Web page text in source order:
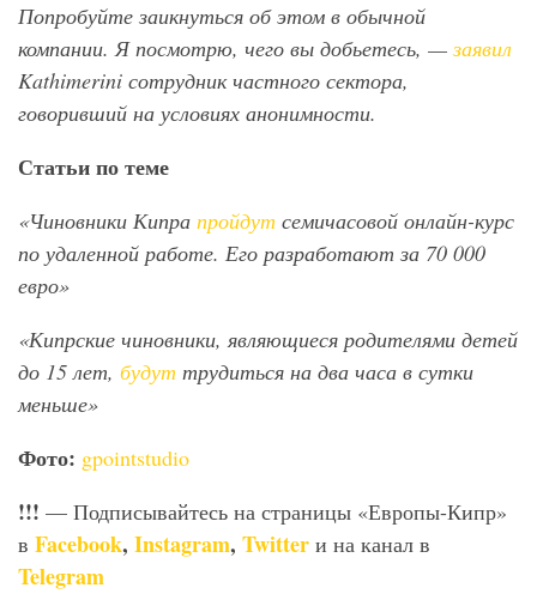
Попробуйте заикнуться об этом в обычной
компании. Я посмотрю, чего вы добьетесь, —заявил
Kathimerini сотрудник частного сектора,
говоривший на условиях анонимности.
Статьи по теме
«Чиновники Кипра пройдут семичасовой онлайн-курс
по удаленной работе. Его разработают за 70 000
евро»
«Кипрские чиновники, являющиеся родителями детей
до 15 лет, будут трудиться на два часа в сутки
меньше»
Фото: gpointstudio
!!! — Подписывайтесь на страницы «Европы-Кипр»
в Facebook, Instagram, Twitter и на канал в
Telegram